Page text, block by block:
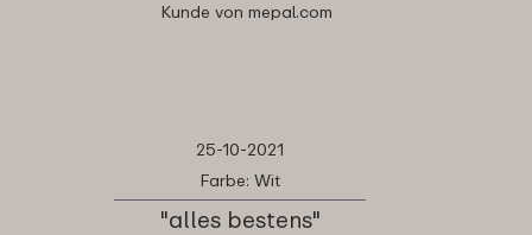
Kunde von mepal.com
25-10-2021
Farbe: Wit
"alles bestens"